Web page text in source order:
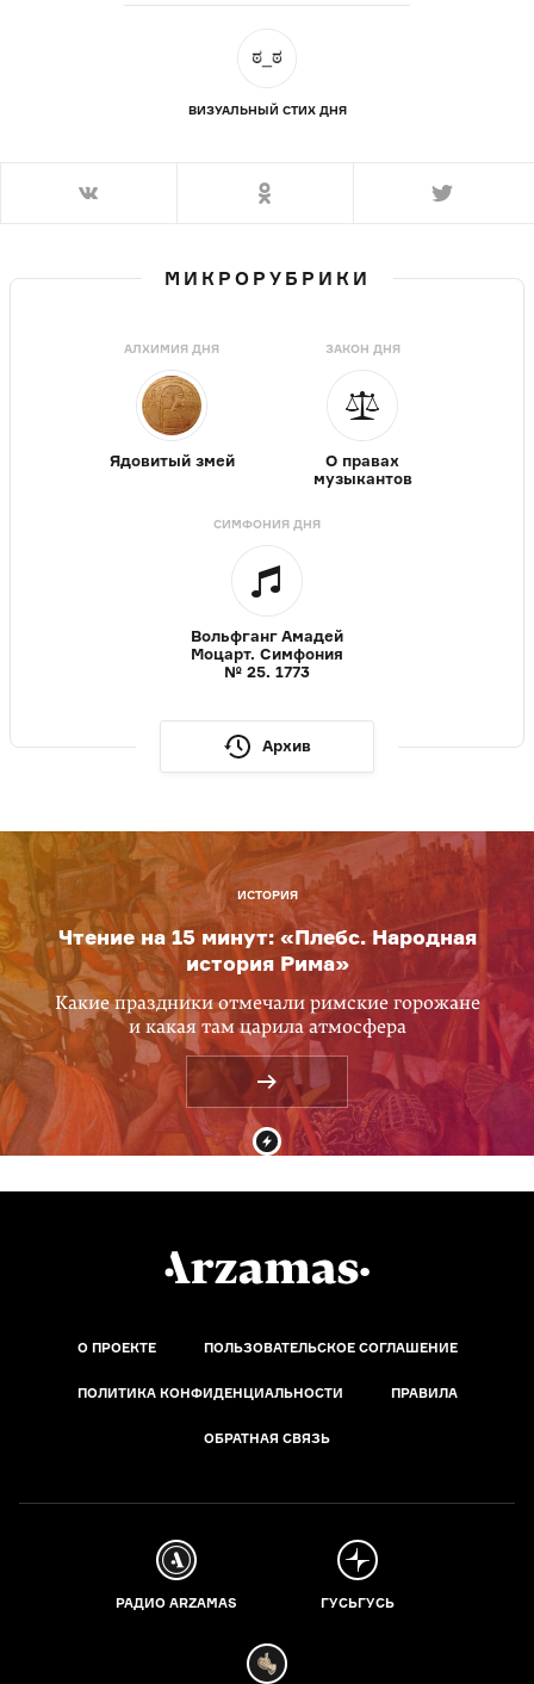
ВИЗУАЛЬНЫЙ СТИХ ДНЯ
МИКРОРУБРИКИ
АЛХИМИЯ ДНЯ
Ядовитый змей
ЗАКОН ДНЯ
О правах
музыкантов
СИМФОНИЯ ДНЯ
Вольфганг Амадей
Моцарт. Симфония
№ 25. 1773
Архив
ИСТОРИЯ
Чтение на 15 минут: «Плебс. Народная
история Рима»
Какие праздники отмечали римские горожане
и какая там царила атмосфера
О ПРОЕКТЕ ПОЛЬЗОВАТЕЛЬСКОЕ СОГЛАШЕНИЕ
ПОЛИТИКА КОНФИДЕНЦИАЛЬНОСТИ ПРАВИЛА
ОБРАТНАЯ СВЯЗЬ
РАДИО ARZAMAS ГУСЬГУСЬ